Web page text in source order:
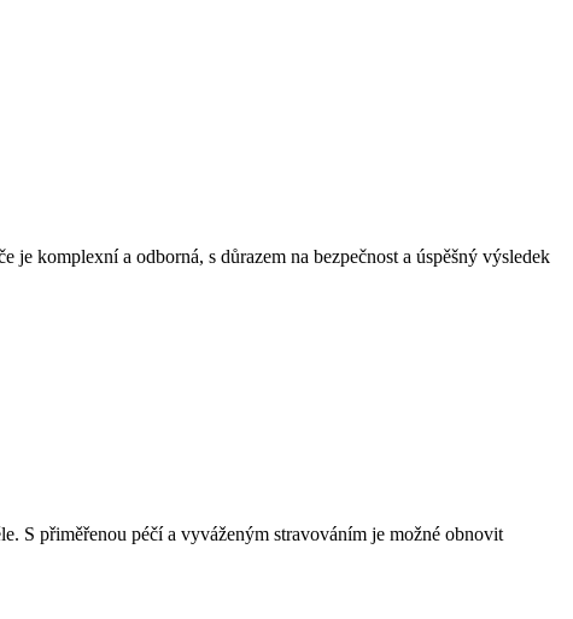
komplexní a odborná, s důrazem na bezpečnost a úspěšný výsledek
S přiměřenou péčí a vyváženým stravováním je možné obnovit